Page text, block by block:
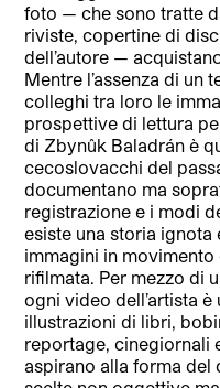
foto — che sono tratte
riviste, copertine di
dell’autore —
Mentre l’assenza di un
colleghi tra loro le
prospettive di lettura
di Zbynûk Baladrán è
cecoslovacchi del
documentano ma
registrazione e i modi
esiste una storia
immagini in
rifilmata. Per mezzo di
ogni video dell’artista
illustrazioni di libri,
reportage, cinegiornali
aspirano alla forma del